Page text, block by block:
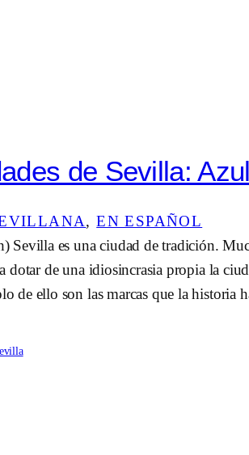
de Sevilla:
, EN ESPAÑOL
Sevilla es una ciudad de tradición.
dotar de una idiosincrasia propia la
de ello son las marcas que la historia